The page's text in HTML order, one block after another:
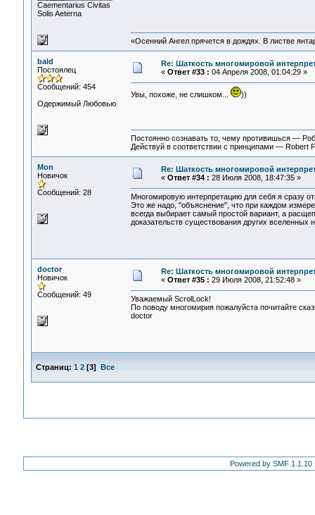
Сaementarius Civitas
Solis Aeterna
«Осенний Ангел прячется в дождях. В листве
bald
Постоялец
Сообщений: 454
Одержимый Любовью
Re: Шаткость многомировой
« Ответ #33 : 04 Апреля 2008, 01:04:29 »
Увы, похоже, не слишком... ))
Постоянно сознавать то, чему противишься —
Действуй в соответствии с принципами — Robert
Mon
Новичок
Сообщений: 28
Re: Шаткость многомировой
« Ответ #34 : 28 Июля 2008, 18:47:35 »
Многомировую интерпретацию для себя я сразу
Это же надо, "объяснение", что при каждом
всегда выбирает самый простой вариант, а
доказательств существования других
doctor
Новичок
Сообщений: 49
Re: Шаткость многомировой
« Ответ #35 : 29 Июля 2008, 21:52:48 »
Уважаемый ScrolLock!
По поводу многомирия пожалуйста почитайте
doctor
Страниц: 1 2[3] Все
Powered by SMF 1.1.10